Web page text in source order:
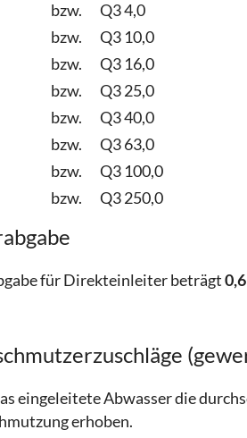
bzw. Q3 4,0
bzw. Q3 10,0
bzw. Q3 16,0
bzw. Q3 25,0
bzw. Q3 40,0
bzw. Q3 63,0
bzw. Q3 100,0
bzw. Q3 250,0
für Direkteinleiter beträgt
eingeleitete Abwasser die
erhoben.